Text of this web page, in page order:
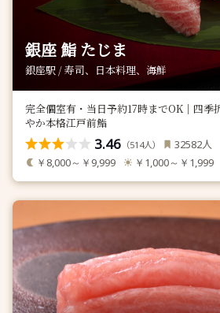
銀座 鮨 たじま
銀座駅 / 寿司、日本料理、海鮮
完全個室有・当日予約17時までOK｜四季
やか本格江戸前鮨
3.46 （514人） 32582人
￥8,000～￥9,999 ￥1,000～￥1,999